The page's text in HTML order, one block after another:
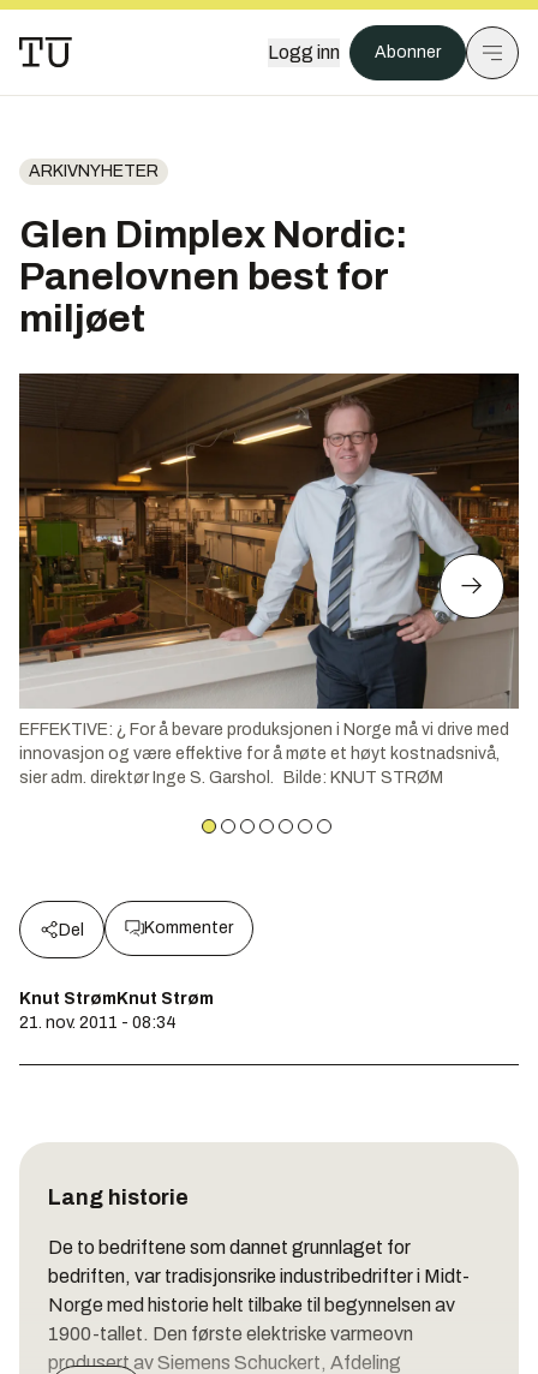
Logg inn Abonner
ARKIVNYHETER
Glen Dimplex Nordic:
Panelovnen best for
miljøet
EFFEKTIVE: ¿ For å bevare produksjonen i Norge må vi drive med
innovasjon og være effektive for å møte et høyt kostnadsnivå,
sier adm. direktør Inge S. Garshol.
Bilde: KNUT STRØM
Del Kommenter
Knut StrømKnut Strøm
21. nov. 2011 - 08:34
Lang historie
De to bedriftene som dannet grunnlaget for
bedriften, var tradisjonsrike industribedrifter i Midt-
Norge med historie helt tilbake til begynnelsen av
1900-tallet. Den første elektriske varmeovn
produsert av Siemens Schuckert, Afdeling